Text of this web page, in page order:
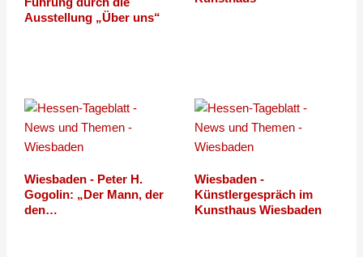
Ausstellung „Über uns“
Wiesbaden - Peter H.
Gogolin: „Der Mann, der
den…
Wiesbaden -
Künstlergespräch im
Kunsthaus Wiesbaden